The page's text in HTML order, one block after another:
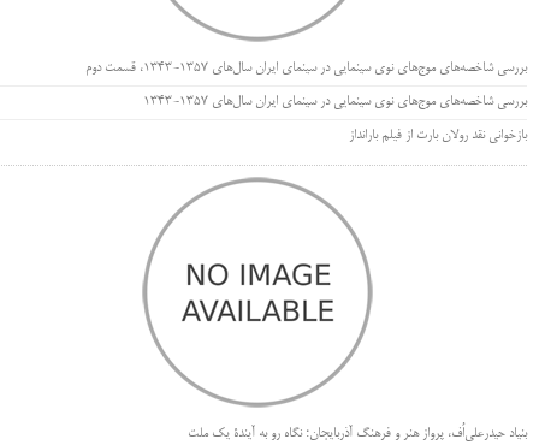
بررسی شاخصه‌های موج‌های نوی سینمایی در سینمای ایران سال‌های 1357-1343، قسمت دوم
بررسی شاخصه‌های موج‌های نوی سینمایی در سینمای ایران سال‌های 1357-1343
بازخوانی نقد رولان بارت از فیلم بارانداز
بنیاد حیدرعلی‌اُف، پرواز هنر و فرهنگ آذربایجان؛ نگاه رو به آیندۀ یک ملت